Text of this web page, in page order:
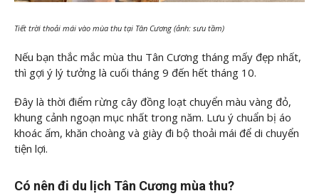
Tiết trời thoải mái vào mùa thu tại Tân Cương (ảnh: sưu tầm)
Nếu bạn thắc mắc mùa thu Tân Cương tháng mấy đẹp nhất,
thì gợi ý lý tưởng là cuối tháng 9 đến hết tháng 10.
Đây là thời điểm rừng cây đồng loạt chuyển màu vàng đỏ,
khung cảnh ngoạn mục nhất trong năm. Lưu ý chuẩn bị áo
khoác ấm, khăn choàng và giày đi bộ thoải mái để di chuyển
tiện lợi.
Có nên đi du lịch Tân Cương mùa thu?